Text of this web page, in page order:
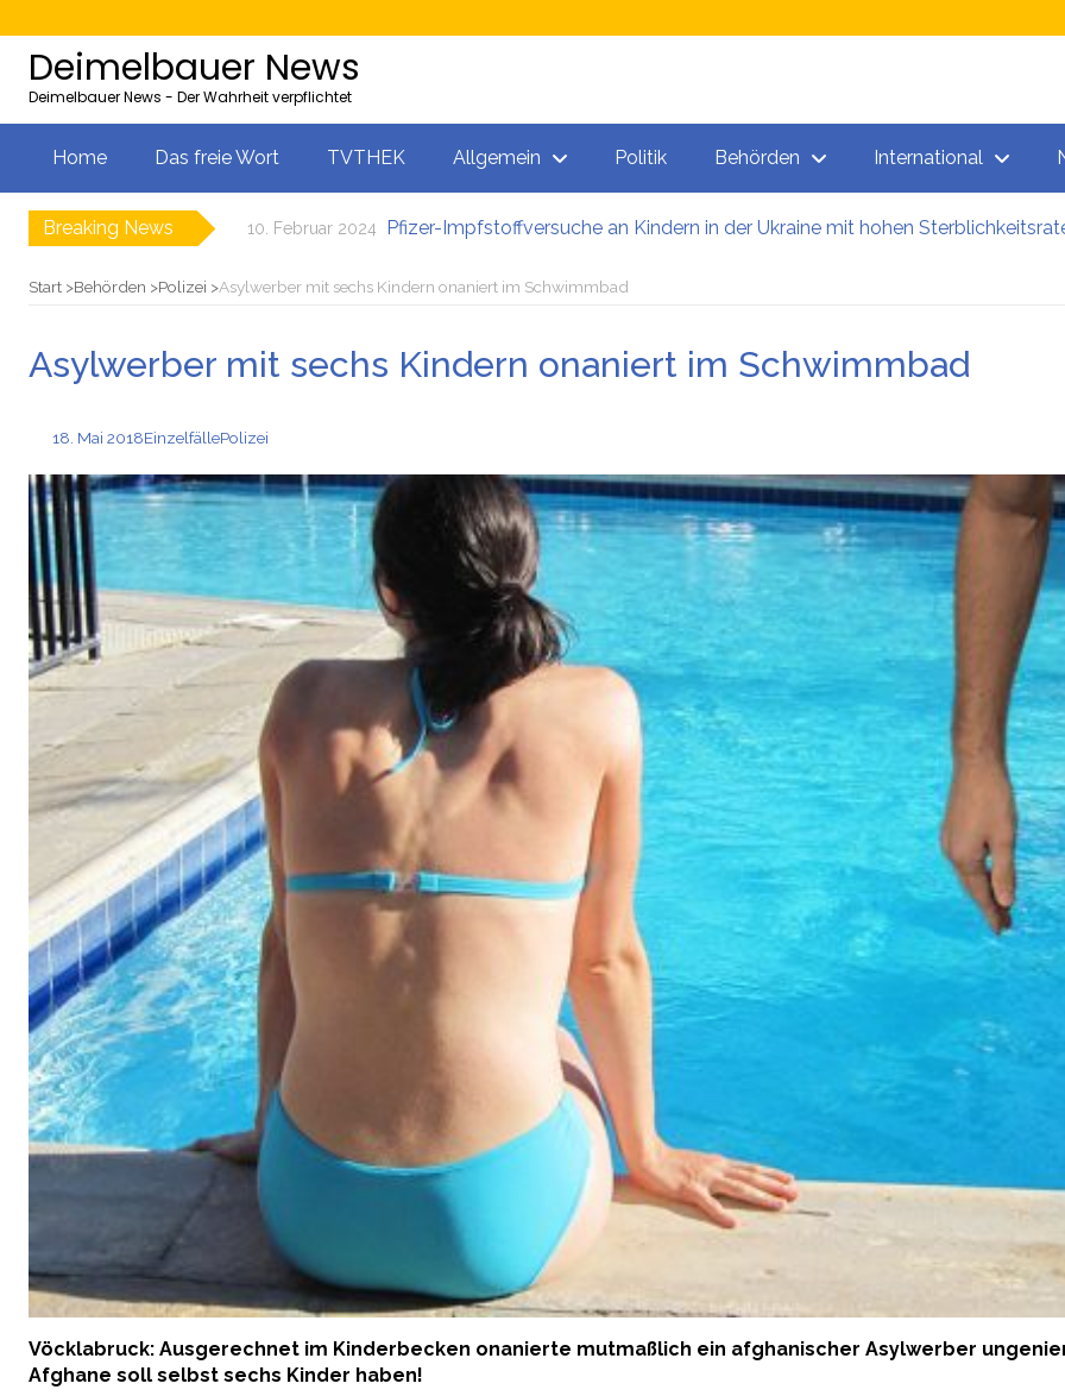
Deimelbauer News
Deimelbauer News - Der Wahrheit verpflichtet
Home Das freie Wort TVTHEK Allgemein Politik Behörden International
Breaking News 10. Februar 2024 Pfizer-Impfstoffversuche an Kindern in der Ukraine mit hohen
9. Februar 2024 AMS-Zahlen steigen: So viele Kärntner und Steirer sind Opfer von Firmenpleiten
11. Februar 2024 Server der Impfstoffhersteller von Hackern geknackt: Es gibt wohl tatsächlich
Start Behörden Polizei Asylwerber mit sechs Kindern onaniert im Schwimmbad
Asylwerber mit sechs Kindern onaniert im Schwimmbad
18. Mai 2018EinzelfällePolizei
Vöcklabruck: Ausgerechnet im Kinderbecken onanierte mutmaßlich ein afghanischer Asylwerber
Afghane soll selbst sechs Kinder haben!